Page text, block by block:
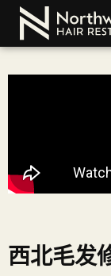
西北毛发